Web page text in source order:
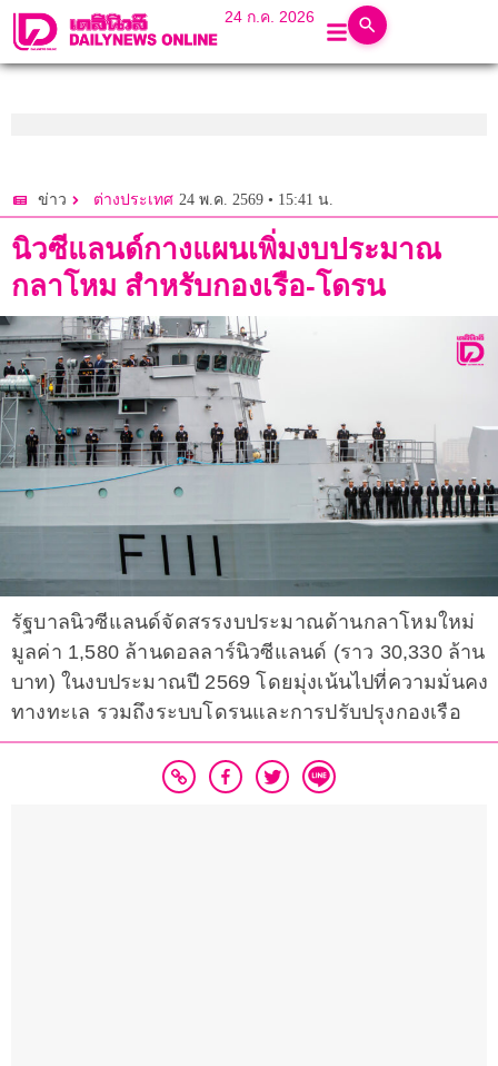
24 ก.ค. 2026
ข่าว ต่างประเทศ 24 พ.ค. 2569 • 15:41 น.
นิวซีแลนด์กางแผนเพิ่มงบประมาณ
กลาโหม สำหรับกองเรือ-โดรน
รัฐบาลนิวซีแลนด์จัดสรรงบประมาณด้านกลาโหมใหม่
มูลค่า 1,580 ล้านดอลลาร์นิวซีแลนด์ (ราว 30,330 ล้าน
บาท) ในงบประมาณปี 2569 โดยมุ่งเน้นไปที่ความมั่นคง
ทางทะเล รวมถึงระบบโดรนและการปรับปรุงกองเรือ